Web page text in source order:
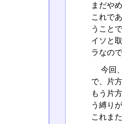
まだや
これで
うこと
イソと
ラなの
今回
で、片
もう片
う縛り
これま